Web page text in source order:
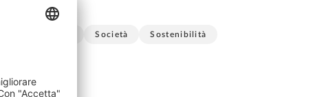
Società Sostenibilità